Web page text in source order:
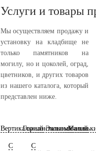
Услуги и товары
Мы осуществляем продажу и
установку на кладбище не
только памятников на
могилу, но и цоколей, оград,
цветников, и других товаров
из нашего каталога, который
представлен ниже.
ВертикальныйГоризонтальный
Экономичный
С
С